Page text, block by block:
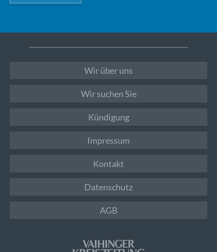
Wir über uns
Wir suchen Sie
Kündigung
Impressum
Kontakt
Datenschutz
AGB